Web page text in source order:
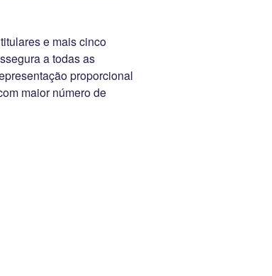
e mais cinco
a todas as
proporcional
maior número de